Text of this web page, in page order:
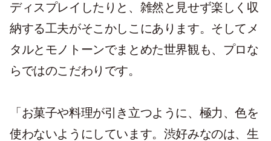
ディスプレイしたりと、雑然と見せず楽しく収
納する工夫がそこかしこにあります。そしてメ
タルとモノトーンでまとめた世界観も、プロな
らではのこだわりです。
「お菓子や料理が引き立つように、極力、色を
使わないようにしています。渋好みなのは、生